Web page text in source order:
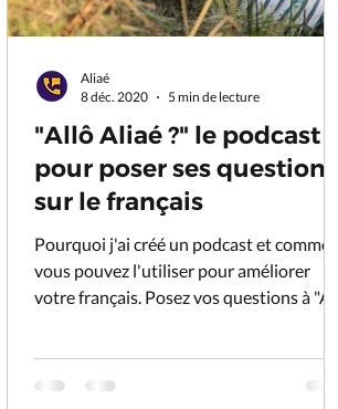
"Allô Aliaé ?" le podcast
pour poser ses questions
sur le français
Pourquoi j'ai créé un podcast et comment
vous pouvez l'utiliser pour améliorer
votre français. Posez vos questions à "Allo
Aliaé
8 déc. 2020
5 min de lecture